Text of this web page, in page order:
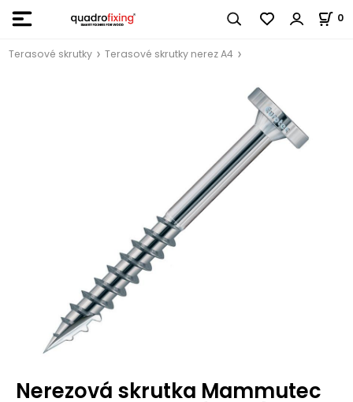
0
Terasové skrutky Terasové skrutky nerez A4
Nerezová skrutka Mammutec